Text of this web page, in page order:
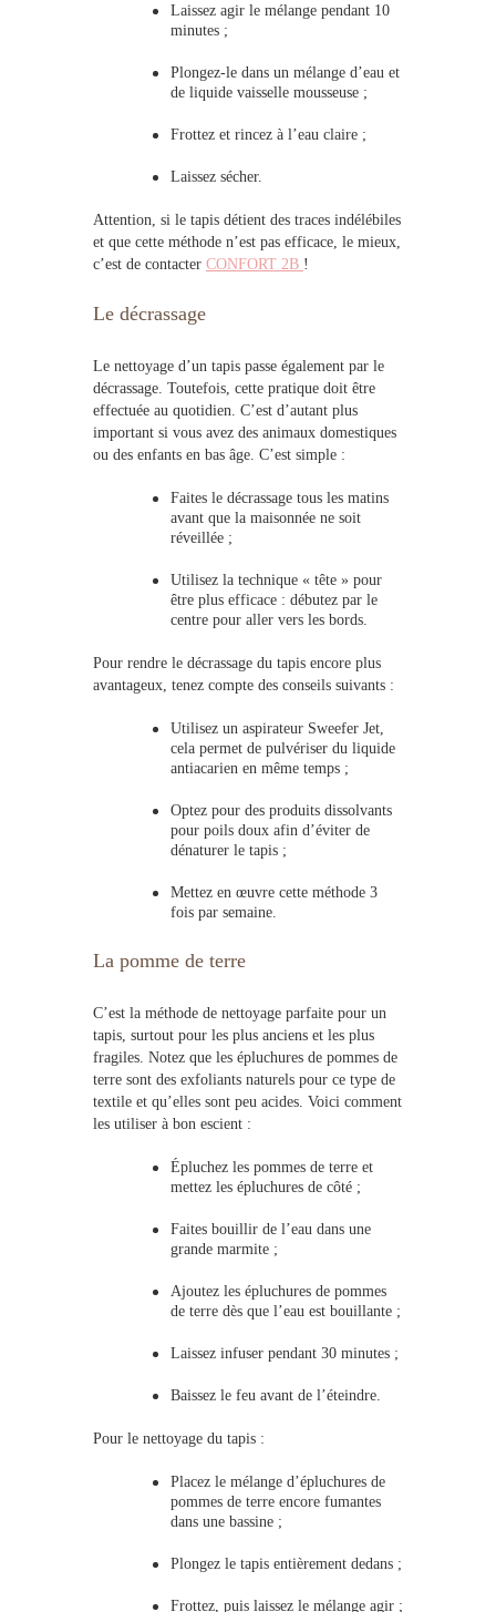
Laissez agir le mélange pendant 10
minutes ;
Plongez-le dans un mélange d’eau et
de liquide vaisselle mousseuse ;
Frottez et rincez à l’eau claire ;
Laissez sécher.
Attention, si le tapis détient des traces indélébiles
et que cette méthode n’est pas efficace, le mieux,
c’est de contacter CONFORT 2B !
Le décrassage
Le nettoyage d’un tapis passe également par le
décrassage. Toutefois, cette pratique doit être
effectuée au quotidien. C’est d’autant plus
important si vous avez des animaux domestiques
ou des enfants en bas âge. C’est simple :
Faites le décrassage tous les matins
avant que la maisonnée ne soit
réveillée ;
Utilisez la technique « tête » pour
être plus efficace : débutez par le
centre pour aller vers les bords.
Pour rendre le décrassage du tapis encore plus
avantageux, tenez compte des conseils suivants :
Utilisez un aspirateur Sweefer Jet,
cela permet de pulvériser du liquide
antiacarien en même temps ;
Optez pour des produits dissolvants
pour poils doux afin d’éviter de
dénaturer le tapis ;
Mettez en œuvre cette méthode 3
fois par semaine.
La pomme de terre
C’est la méthode de nettoyage parfaite pour un
tapis , surtout pour les plus anciens et les plus
fragiles. Notez que les épluchures de pommes de
terre sont des exfoliants naturels pour ce type de
textile et qu’elles sont peu acides. Voici comment
les utiliser à bon escient :
Épluchez les pommes de terre et
mettez les épluchures de côté ;
Faites bouillir de l’eau dans une
grande marmite ;
Ajoutez les épluchures de pommes
de terre dès que l’eau est bouillante ;
Laissez infuser pendant 30 minutes ;
Baissez le feu avant de l’éteindre.
Pour le nettoyage du tapis :
Placez le mélange d’épluchures de
pommes de terre encore fumantes
dans une bassine ;
Plongez le tapis entièrement dedans ;
Frottez, puis laissez le mélange agir ;